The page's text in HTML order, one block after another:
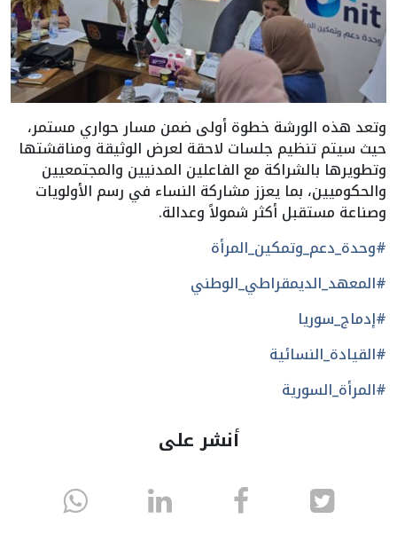
وتعد هذه الورشة خطوة أولى ضمن مسار حواري مستمر،
حيث سيتم تنظيم جلسات لاحقة لعرض الوثيقة ومناقشتها
وتطويرها بالشراكة مع الفاعلين المدنيين والمجتمعيين
والحكوميين، بما يعزز مشاركة النساء في رسم الأولويات
وصناعة مستقبل أكثر شمولاً وعدالة.
#وحدة_دعم_وتمكين_المرأة
#المعهد_الديمقراطي_الوطني
#إدماج_سوريا
#القيادة_النسائية
#المرأة_السورية
أنشر على
انشر انشر انشر